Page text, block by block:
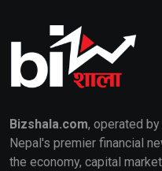
Bizshala.com, operated by
Nepal's premier financial
the economy, capital